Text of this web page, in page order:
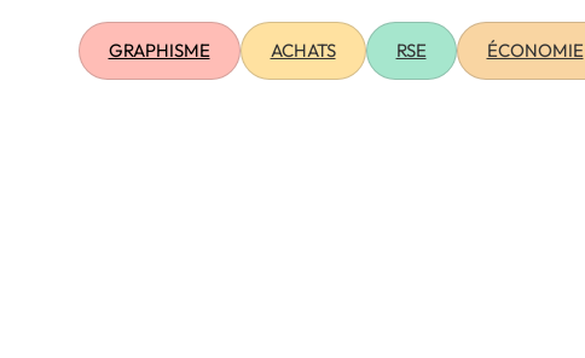
GRAPHISME ACHATS RSE ÉCONOMIE